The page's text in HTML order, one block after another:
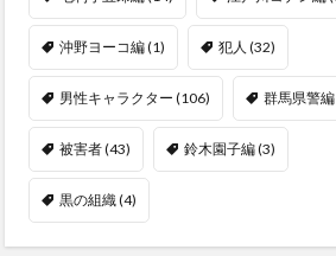
沖野ヨーコ編(1) 犯人 (32)
男性キャラクター (106) 群馬県警編
被害者(43) 鈴木園子編(3)
黒の組織 (4)